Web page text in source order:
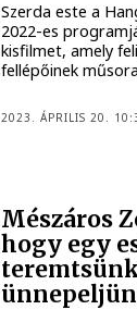
Szerda este a
2022-es
kisfilmet, amely
fellépőinek
2023. ÁPRILIS 20.
Mészáros
hogy egy